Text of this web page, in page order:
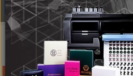
دانلود
نتایج جستجو برای برچسب
پنل